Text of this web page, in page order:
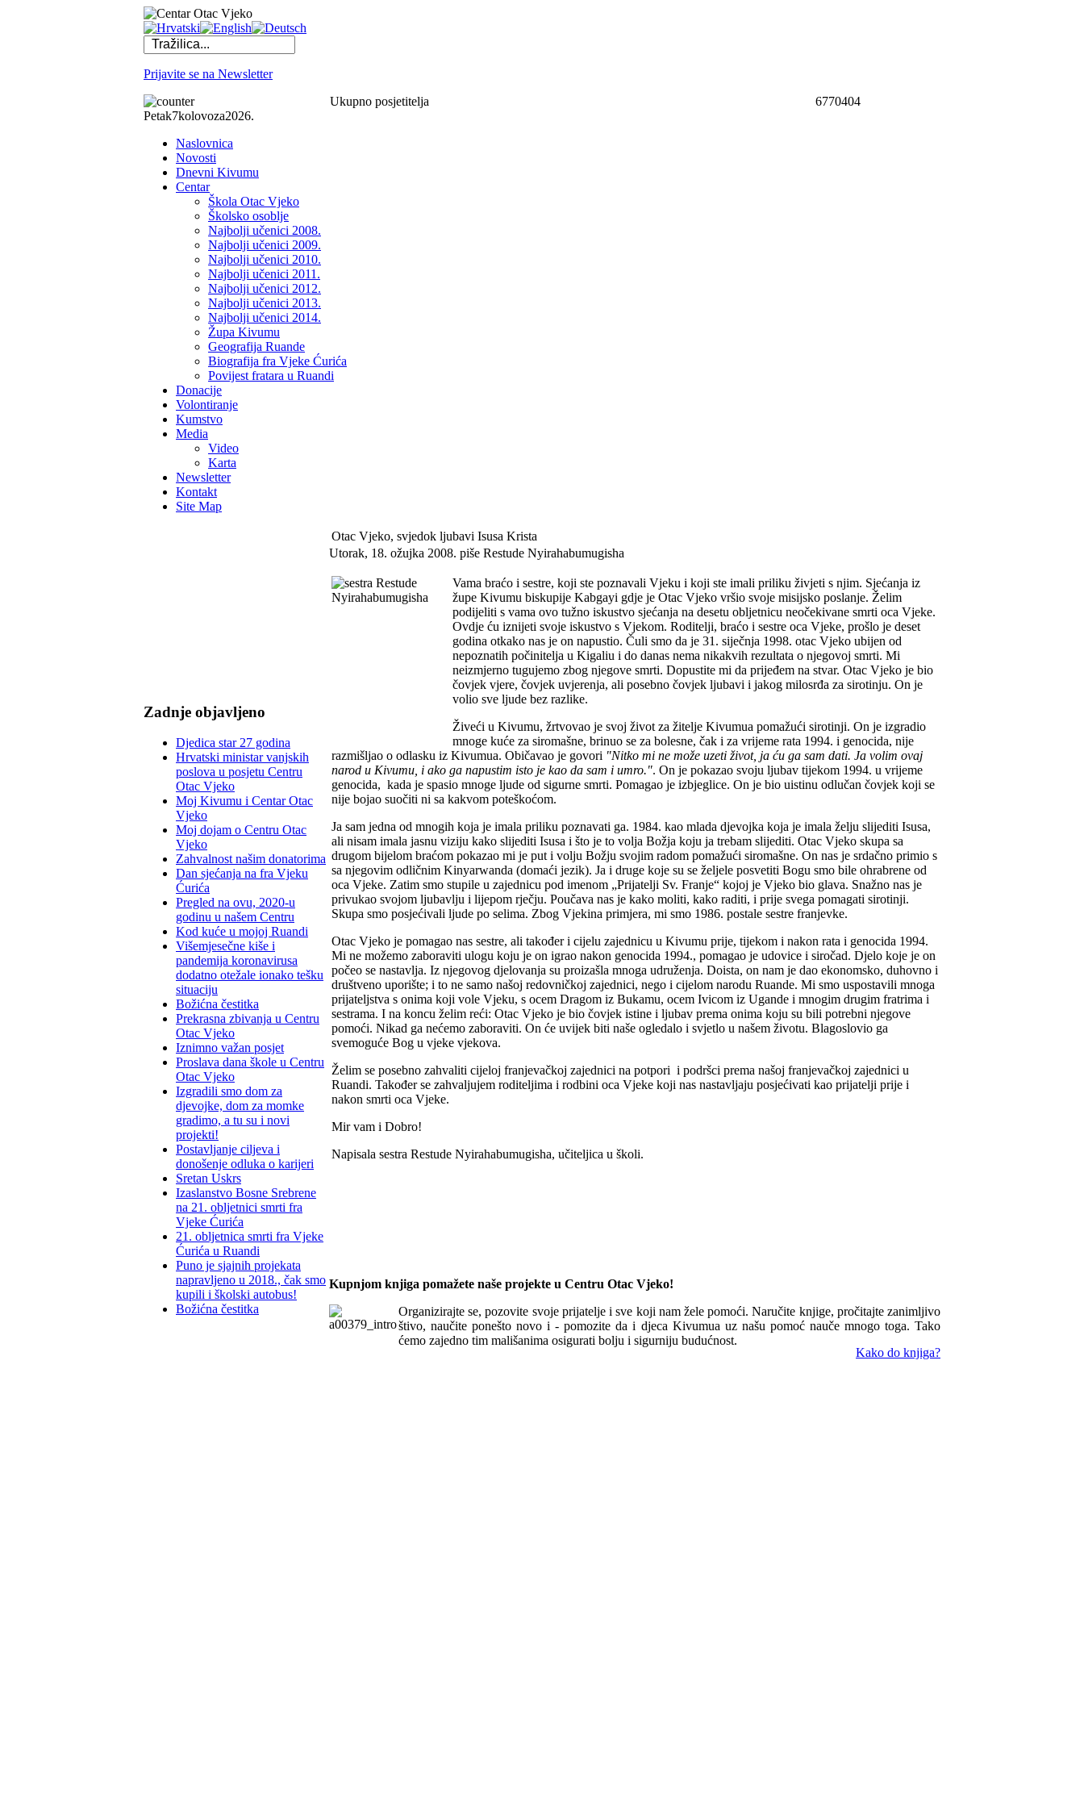
Prijavite se na Newsletter
Ukupno posjetitelja
6770404
Petak7kolovoza2026.
Naslovnica
Novosti
Dnevni Kivumu
Centar
Škola Otac Vjeko
Školsko osoblje
Najbolji učenici 2008.
Najbolji učenici 2009.
Najbolji učenici 2010.
Najbolji učenici 2011.
Najbolji učenici 2012.
Najbolji učenici 2013.
Najbolji učenici 2014.
Župa Kivumu
Geografija Ruande
Biografija fra Vjeke Ćurića
Povijest fratara u Ruandi
Donacije
Volontiranje
Kumstvo
Media
Video
Karta
Newsletter
Kontakt
Site Map
Zadnje objavljeno
Djedica star 27 godina
Hrvatski ministar vanjskih
poslova u posjetu Centru
Otac Vjeko
Moj Kivumu i Centar Otac
Vjeko
Moj dojam o Centru Otac
Vjeko
Zahvalnost našim donatorima
Dan sjećanja na fra Vjeku
Ćurića
Pregled na ovu, 2020-u
godinu u našem Centru
Kod kuće u mojoj Ruandi
Višemjesečne kiše i
pandemija koronavirusa
dodatno otežale ionako tešku
situaciju
Božićna čestitka
Prekrasna zbivanja u Centru
Otac Vjeko
Iznimno važan posjet
Proslava dana škole u Centru
Otac Vjeko
Izgradili smo dom za
djevojke, dom za momke
gradimo, a tu su i novi
projekti!
Postavljanje ciljeva i
donošenje odluka o karijeri
Sretan Uskrs
Izaslanstvo Bosne Srebrene
na 21. obljetnici smrti fra
Vjeke Ćurića
21. obljetnica smrti fra Vjeke
Ćurića u Ruandi
Puno je sjajnih projekata
napravljeno u 2018., čak smo
kupili i školski autobus!
Božićna čestitka
Otac Vjeko, svjedok ljubavi Isusa Krista
Utorak, 18. ožujka 2008. piše Restude Nyirahabumugisha
Vama braćo i sestre, koji ste poznavali Vjeku i koji ste imali priliku živjeti s njim. Sjećanja iz
župe Kivumu biskupije Kabgayi gdje je Otac Vjeko vršio svoje misijsko poslanje. Želim
podijeliti s vama ovo tužno iskustvo sjećanja na desetu obljetnicu neočekivane smrti oca Vjeke.
Ovdje ću iznijeti svoje iskustvo s Vjekom. Roditelji, braćo i sestre oca Vjeke, prošlo je deset
godina otkako nas je on napustio. Čuli smo da je 31. siječnja 1998. otac Vjeko ubijen od
nepoznatih počinitelja u Kigaliu i do danas nema nikakvih rezultata o njegovoj smrti. Mi
neizmjerno tugujemo zbog njegove smrti. Dopustite mi da prijeđem na stvar. Otac Vjeko je bio
čovjek vjere, čovjek uvjerenja, ali posebno čovjek ljubavi i jakog milosrđa za sirotinju. On je
volio sve ljude bez razlike.
Živeći u Kivumu, žrtvovao je svoj život za žitelje Kivumua pomažući sirotinji. On je izgradio
mnoge kuće za siromašne, brinuo se za bolesne, čak i za vrijeme rata 1994. i genocida, nije
razmišljao o odlasku iz Kivumua. Običavao je govori "Nitko mi ne može uzeti život, ja ću ga sam dati. Ja volim ovaj
narod u Kivumu, i ako ga napustim isto je kao da sam i umro.". On je pokazao svoju ljubav tijekom 1994. u vrijeme
genocida, kada je spasio mnoge ljude od sigurne smrti. Pomagao je izbjeglice. On je bio uistinu odlučan čovjek koji se
nije bojao suočiti ni sa kakvom poteškoćom.
Ja sam jedna od mnogih koja je imala priliku poznavati ga. 1984. kao mlada djevojka koja je imala želju slijediti Isusa,
ali nisam imala jasnu viziju kako slijediti Isusa i što je to volja Božja koju ja trebam slijediti. Otac Vjeko skupa sa
drugom bijelom braćom pokazao mi je put i volju Božju svojim radom pomažući siromašne. On nas je srdačno primio s
sa njegovim odličnim Kinyarwanda (domaći jezik). Ja i druge koje su se željele posvetiti Bogu smo bile ohrabrene od
oca Vjeke. Zatim smo stupile u zajednicu pod imenom „Prijatelji Sv. Franje“ kojoj je Vjeko bio glava. Snažno nas je
privukao svojom ljubavlju i lijepom rječju. Poučava nas je kako moliti, kako raditi, i prije svega pomagati sirotinji.
Skupa smo posjećivali ljude po selima. Zbog Vjekina primjera, mi smo 1986. postale sestre franjevke.
Otac Vjeko je pomagao nas sestre, ali također i cijelu zajednicu u Kivumu prije, tijekom i nakon rata i genocida 1994.
Mi ne možemo zaboraviti ulogu koju je on igrao nakon genocida 1994., pomagao je udovice i siročad. Djelo koje je on
počeo se nastavlja. Iz njegovog djelovanja su proizašla mnoga udruženja. Doista, on nam je dao ekonomsko, duhovno i
društveno uporište; i to ne samo našoj redovničkoj zajednici, nego i cijelom narodu Ruande. Mi smo uspostavili mnoga
prijateljstva s onima koji vole Vjeku, s ocem Dragom iz Bukamu, ocem Ivicom iz Ugande i mnogim drugim fratrima i
sestrama. I na koncu želim reći: Otac Vjeko je bio čovjek istine i ljubav prema onima koju su bili potrebni njegove
pomoći. Nikad ga nećemo zaboraviti. On će uvijek biti naše ogledalo i svjetlo u našem životu. Blagoslovio ga
svemoguće Bog u vjeke vjekova.
Želim se posebno zahvaliti cijeloj franjevačkoj zajednici na potpori i podršci prema našoj franjevačkoj zajednici u
Ruandi. Također se zahvaljujem roditeljima i rodbini oca Vjeke koji nas nastavljaju posjećivati kao prijatelji prije i
nakon smrti oca Vjeke.
Mir vam i Dobro!
Napisala sestra Restude Nyirahabumugisha, učiteljica u školi.
Kupnjom knjiga pomažete naše projekte u Centru Otac Vjeko!
Organizirajte se, pozovite svoje prijatelje i sve koji nam žele pomoći. Naručite knjige, pročitajte zanimljivo
štivo, naučite ponešto novo i - pomozite da i djeca Kivumua uz našu pomoć nauče mnogo toga. Tako
ćemo zajedno tim mališanima osigurati bolju i sigurniju budućnost.
Kako do knjiga?